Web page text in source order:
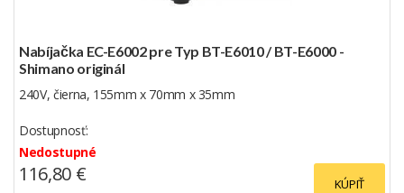
Nabíjačka EC-E6002 pre Typ BT-E6010 / BT-E6000 -
Shimano originál
240V, čierna, 155mm x 70mm x 35mm
Dostupnosť:
Nedostupné
KÚPIŤ
116,80 €